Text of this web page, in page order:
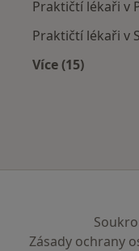
Praktičtí lékaři v
Praktičtí lékaři v
Více (15)
Zásady ochrany